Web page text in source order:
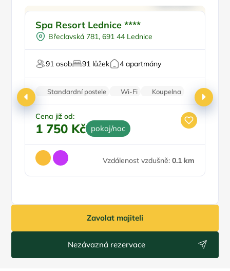
Polopenze
Vířivka
Pro milovníky historie
Pro relaxaci
Spa Resort Lednice ****
Břeclavská 781, 691 44 Lednice
91 osob 91 lůžek 4 apartmány
Standardní postele Wi-Fi
Koupelna
Rodinné pokoje
Parkování zdarma
Cena již od:
1 750 Kč pokoj/noc
Vzdálenost vzdušně: 0.1 km
Zavolat majiteli
Nezávazná rezervace